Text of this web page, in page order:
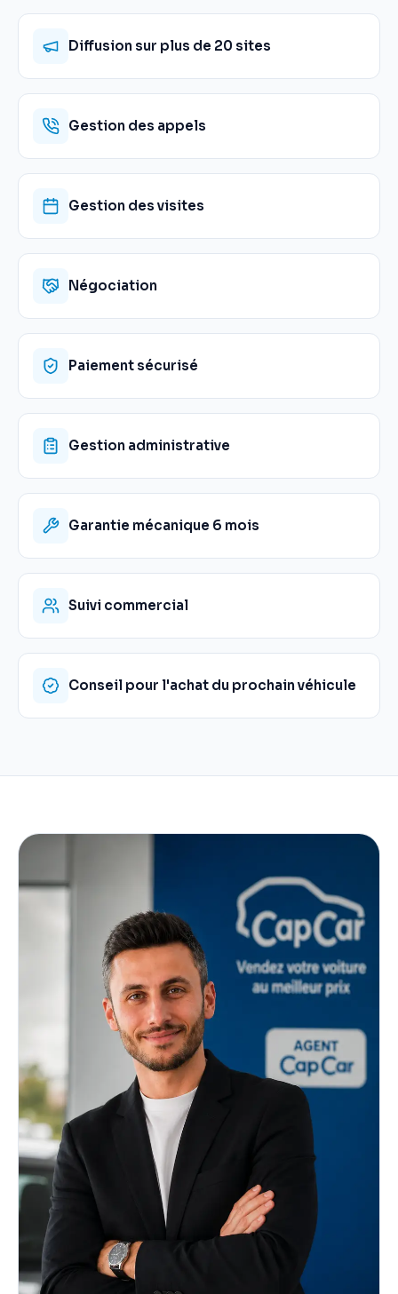
Diffusion sur plus de 20 sites
Gestion des appels
Gestion des visites
Négociation
Paiement sécurisé
Gestion administrative
Garantie mécanique 6 mois
Suivi commercial
Conseil pour l'achat du prochain véhicule